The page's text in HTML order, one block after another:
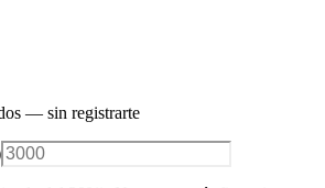
— sin registrarte